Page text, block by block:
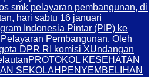
smk pelayaran pembangunan, di
hari sabtu 16 januari
Indonesia Pintar (PIP) ke
Pembangunan, Oleh
DPR RI komisi XUndangan
PROTOKOL KESEHATAN
SEKOLAH PENYEMBELIHAN